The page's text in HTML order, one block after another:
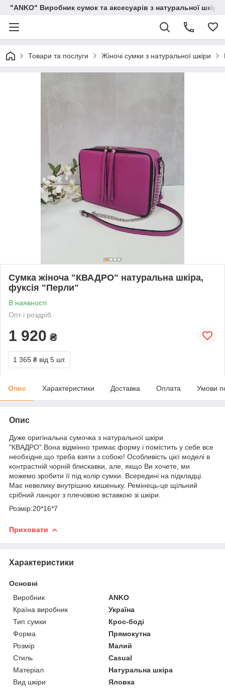
"ANKO" Виробник сумок та аксесуарів з натуральної шкіри.
Товари та послуги Жіночі сумки з натуральної шкіри
Сумка жіноча "КВАДРО" натуральна шкіра,
фуксія "Перли"
В наявності
Опт і роздріб
1 920 ₴
1 365 ₴ від 5 шт.
Опис Характеристики Доставка Оплата Умови
Опис
Дуже оригінальна сумочка з натуральної шкіри
"КВАДРО".Вона відмінно тримає форму і помістить у себе все
необхідне,що треба взяти з собою! Особливість цієї моделі в
контрастній чорній блискавки, але, якщо Ви хочете, ми
можемо зробити її під колір сумки. Всередині на підкладці.
Має невелику внутрішню кишеньку. Ремінець-це щільний
срібний ланцюг з плечовою вставкою зі шкіри.
Розмір:20*16*7
Приховати
Характеристики
Основні
Виробник
ANKO
Країна виробник
Україна
Тип сумки
Крос-боді
Форма
Прямокутна
Розмір
Малий
Стиль
Casual
Матеріал
Натуральна шкіра
Вид шкіри
Яловка